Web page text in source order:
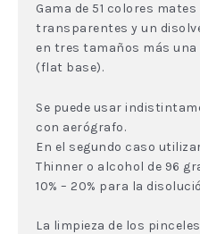
Gama de 51 colores
transparentes y un
en tres tamaños más
(flat base).
Se puede usar
con aerógrafo.
En el segundo caso
Thinner o alcohol de 96
10% – 20% para la
La limpieza de los